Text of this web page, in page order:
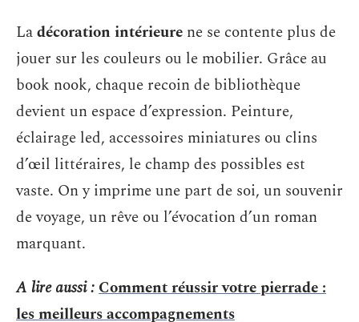
Ladécoration intérieure ne se contente plus de
jouer sur les couleurs ou le mobilier. Grâce au
book nook, chaque recoin de bibliothèque
devient un espace d’expression. Peinture,
éclairage led, accessoires miniatures ou clins
d’œil littéraires, le champ des possibles est
vaste. On y imprime une part de soi, un souvenir
de voyage, un rêve ou l’évocation d’un roman
marquant.
A lire aussi :Comment réussir votre pierrade :
les meilleurs accompagnements